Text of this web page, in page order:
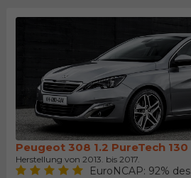
Peugeot 308 1.2 PureTech 130
Herstellung von 2013. bis 2017.
EuroNCAP: 92%